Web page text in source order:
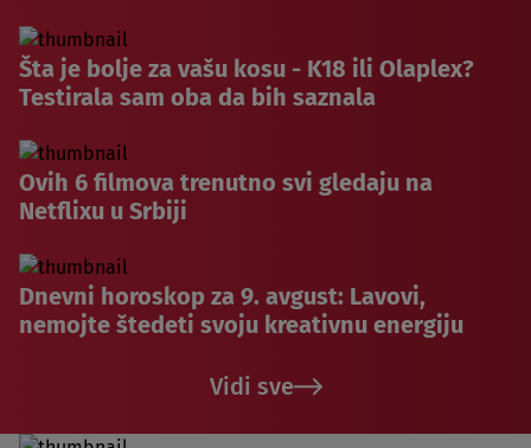
Šta je bolje za vašu kosu - K18 ili Olaplex?
Testirala sam oba da bih saznala
Ovih 6 filmova trenutno svi gledaju na
Netflixu u Srbiji
Dnevni horoskop za 9. avgust: Lavovi,
nemojte štedeti svoju kreativnu energiju
Vidi sve